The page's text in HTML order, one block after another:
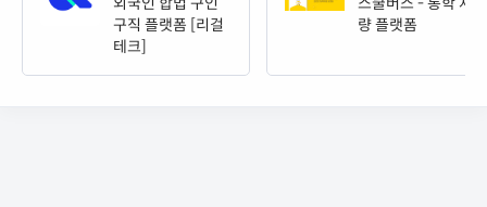
구직 플랫폼 [리걸
테크]
량 플랫폼